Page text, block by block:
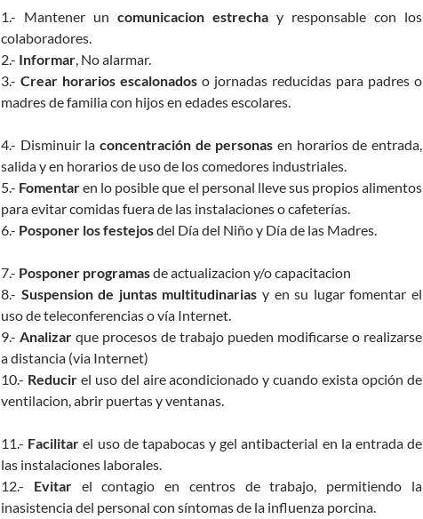
1.- Mantener un comunicacion estrecha y responsable con los
colaboradores.
2.- Informar, No alarmar.
3.- Crear horarios escalonados o jornadas reducidas para padres o
madres de familia con hijos en edades escolares.
4.- Disminuir la concentración de personas en horarios de entrada,
salida y en horarios de uso de los comedores industriales.
5.- Fomentaren lo posible que el personal lleve sus propios alimentos
para evitar comidas fuera de las instalaciones o cafeterías.
6.- Posponer los festejosdel Día del Niño y Día de las Madres.
7.- Posponer programasde actualizacion y/o capacitacion
8.- Suspension de juntas multitudinarias y en su lugar fomentar el
uso de teleconferencias o vía Internet.
9.- Analizar que procesos de trabajo pueden modificarse o realizarse
a distancia (via Internet)
10.- Reducirel uso del aire acondicionado y cuando exista opción de
ventilacion, abrir puertas y ventanas.
11.- Facilitar el uso de tapabocas y gel antibacterial en la entrada de
las instalaciones laborales.
12.- Evitar el contagio en centros de trabajo, permitiendo la
inasistencia del personal con síntomas de la influenza porcina.